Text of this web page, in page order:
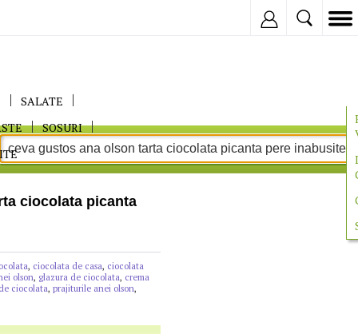
SALATE
SOSURI
ciocolata picanta
, ciocolata de casa, ciocolata
olson, glazura de ciocolata, crema
ciocolata, prajiturile anei olson,